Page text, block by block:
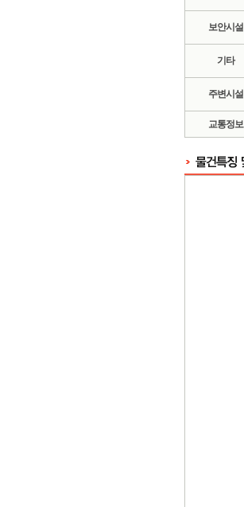
보안시설
기타
주변시설
교통정보